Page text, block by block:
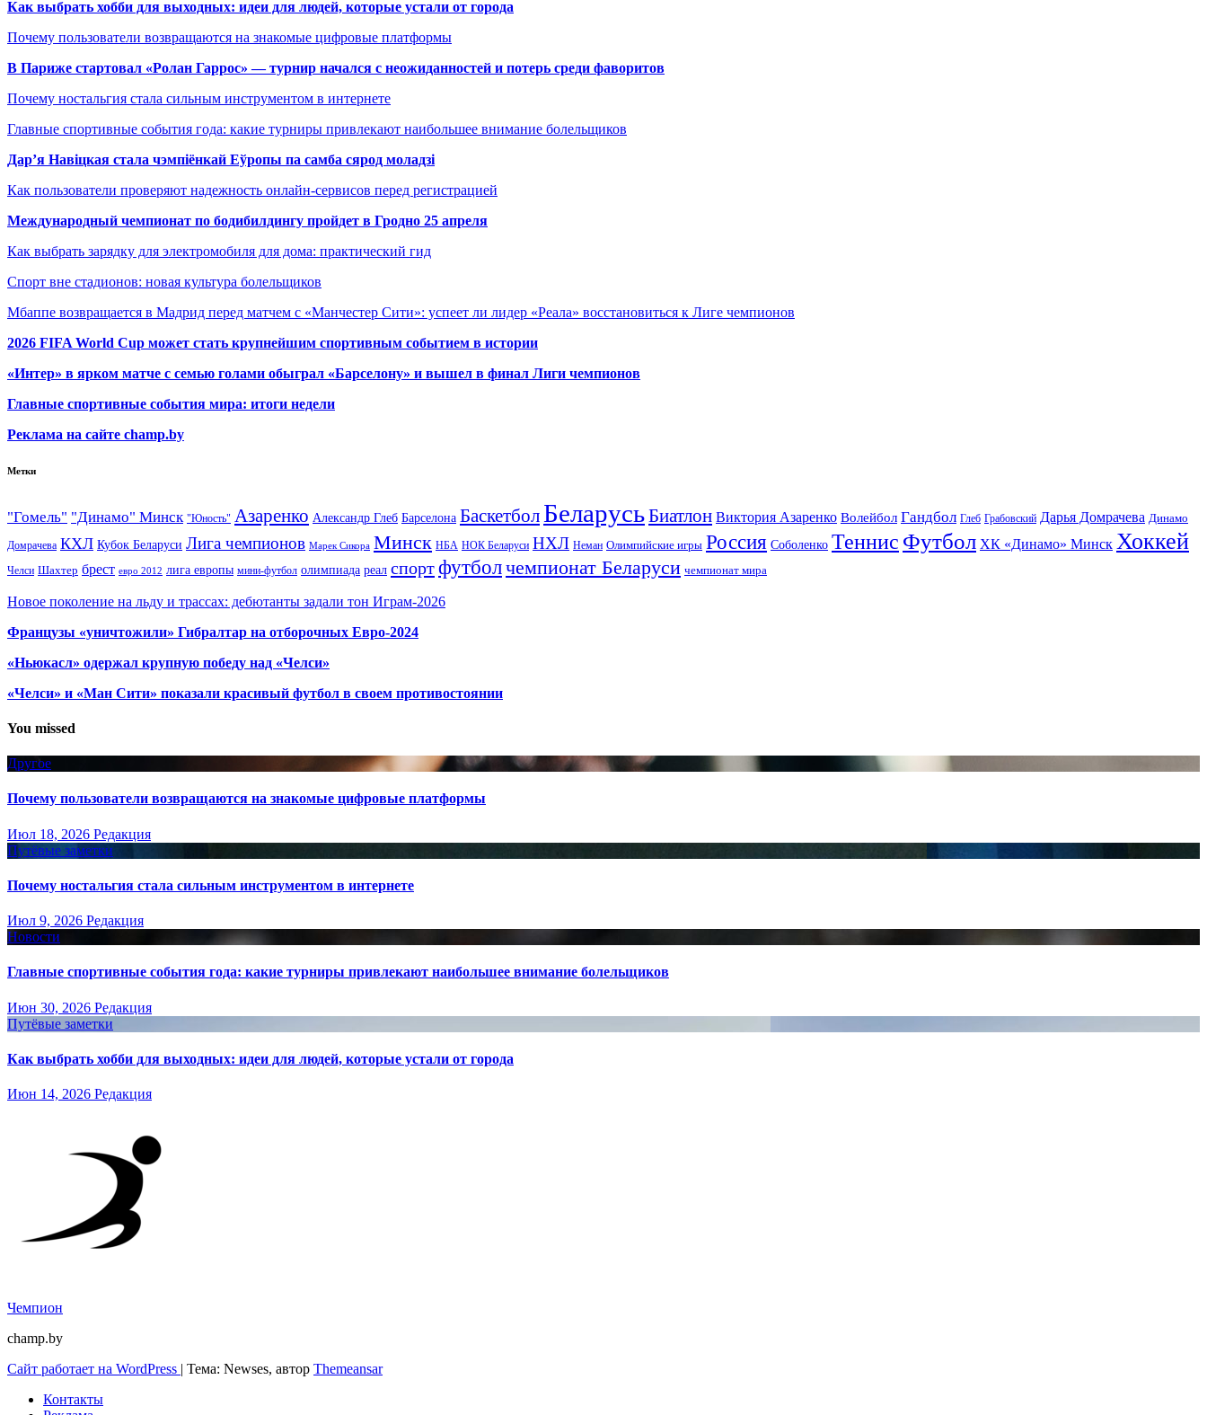
Как выбрать хобби для выходных: идеи для людей, которые устали от города
Почему пользователи возвращаются на знакомые цифровые платформы
В Париже стартовал «Ролан Гаррос» — турнир начался с неожиданностей и потерь среди фаворитов
Почему ностальгия стала сильным инструментом в интернете
Главные спортивные события года: какие турниры привлекают наибольшее внимание болельщиков
Дар’я Навіцкая стала чэмпіёнкай Еўропы па самба сярод моладзі
Как пользователи проверяют надежность онлайн-сервисов перед регистрацией
Международный чемпионат по бодибилдингу пройдет в Гродно 25 апреля
Как выбрать зарядку для электромобиля для дома: практический гид
Спорт вне стадионов: новая культура болельщиков
Мбаппе возвращается в Мадрид перед матчем с «Манчестер Сити»: успеет ли лидер «Реала» восстановиться к Лиге чемпионов
2026 FIFA World Cup может стать крупнейшим спортивным событием в истории
«Интер» в ярком матче с семью голами обыграл «Барселону» и вышел в финал Лиги чемпионов
Главные спортивные события мира: итоги недели
Реклама на сайте champ.by
Метки
"Гомель" "Динамо" Минск "Юность" Азаренко Александр Глеб Барселона Баскетбол БеларусьБиатлон Виктория Азаренко Волейбол Гандбол Глеб Грабовский Дарья Домрачева Динамо
Домрачева КХЛ Кубок Беларуси Лига чемпионов Марек Сикора Минск НБА НОК Беларуси НХЛ Неман Олимпийские игры Россия Соболенко Теннис Футбол ХК «Динамо» Минск Хоккей
Челси Шахтер брест евро 2012 лига европы мини-футбол олимпиада реал спортфутболчемпионат Беларуси чемпионат мира
Новое поколение на льду и трассах: дебютанты задали тон Играм-2026
Французы «уничтожили» Гибралтар на отборочных Евро-2024
«Ньюкасл» одержал крупную победу над «Челси»
«Челси» и «Ман Сити» показали красивый футбол в своем противостоянии
You missed
Другое
Почему пользователи возвращаются на знакомые цифровые платформы
Июл 18, 2026 Редакция
Путёвые заметки
Почему ностальгия стала сильным инструментом в интернете
Июл 9, 2026 Редакция
Новости
Главные спортивные события года: какие турниры привлекают наибольшее внимание болельщиков
Июн 30, 2026 Редакция
Путёвые заметки
Как выбрать хобби для выходных: идеи для людей, которые устали от города
Июн 14, 2026 Редакция
Чемпион
champ.by
Сайт работает на WordPress | Тема: Newses, автор Themeansar
Контакты